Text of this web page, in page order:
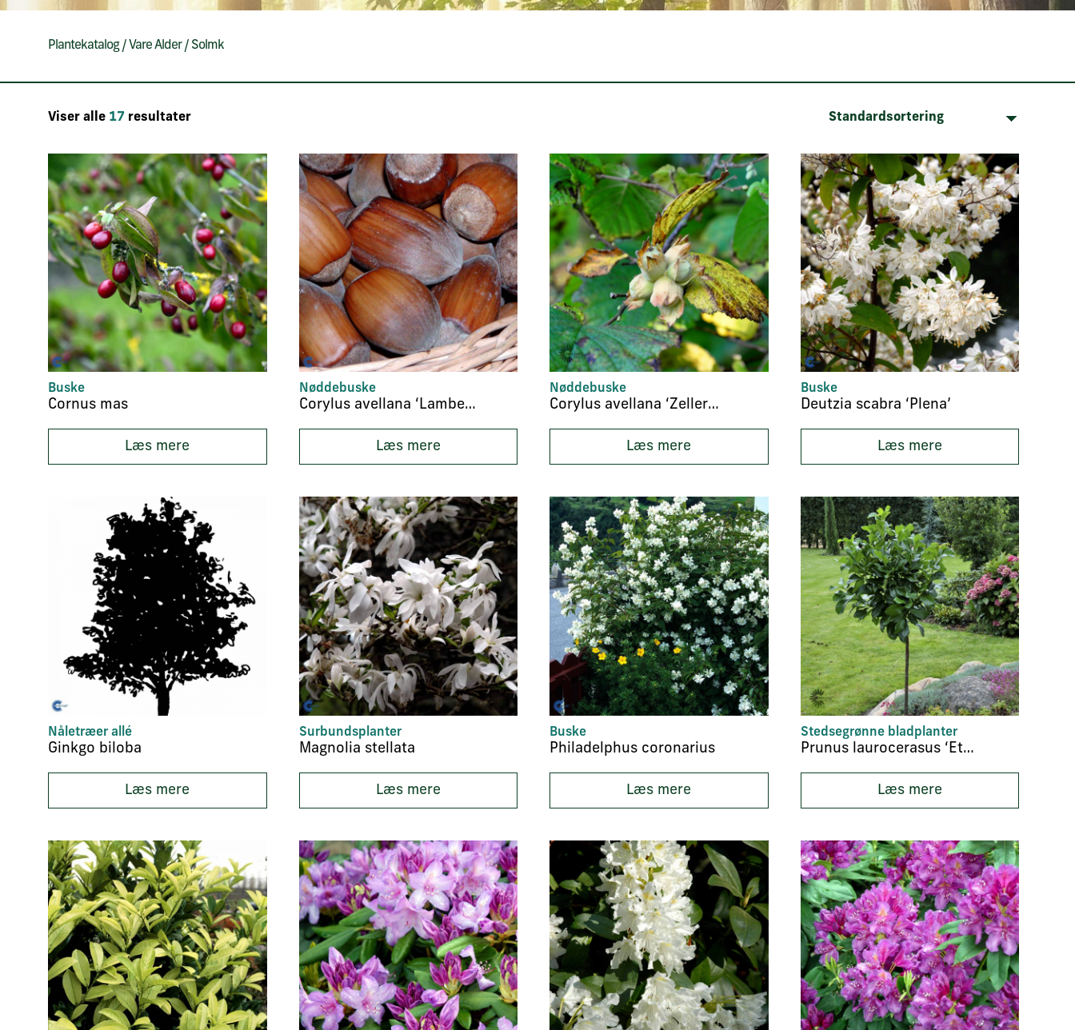
Plantekatalog/ Vare Alder/ Solmk
Viser alle 17 resultater
Buske
Cornus mas
Læs mere
Nøddebuske
Corylus avellana ‘Lambert Filbert’
Læs mere
Nøddebuske
Corylus avellana ‘Zellernød’
Læs mere
Buske
Deutzia scabra ‘Plena’
Læs mere
Nåletræer allé
Ginkgo biloba
Læs mere
Surbundsplanter
Magnolia stellata
Læs mere
Buske
Philadelphus coronarius
Læs mere
Stedsegrønne bladplanter
Prunus laurocerasus ‘Etna’
Læs mere